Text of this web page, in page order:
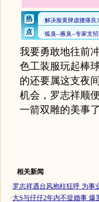
我要勇敢地往前
色工装服玩起棒
的还要属这支夜
机会，罗志祥顺
一箭双雕的美事了
相关新闻
·罗志祥遇台风抱柱狂呼 为事
·大S与仔仔2年内不提婚事 爆